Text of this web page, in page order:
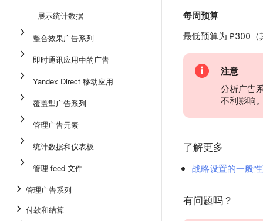
展示统计数据
整合效果广告系列
即时通讯应用中的广告
Yandex Direct 移动应用
覆盖型广告系列
管理广告元素
统计数据和仪表板
管理 feed 文件
管理广告系列
付款和结算
每周预算
最低预算为 ₽300（
注意
分析广告
不利影响
了解更多
战略设置的一般
有问题吗？